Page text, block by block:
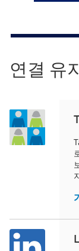
연결 유지